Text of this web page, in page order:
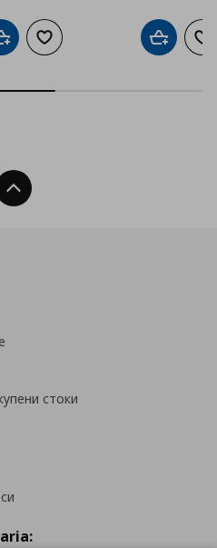
с любими
Добави в кошницата
Добави към списъка с
Добави
Нагоре
стоки